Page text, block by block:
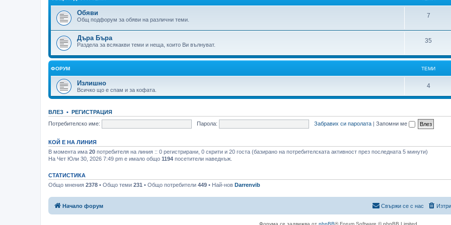
Обяви
Общ подфорум за обяви на различни теми.
7Т
м
и
Дъра Бъра
Раздела за всякакви теми и неща, които Ви вълнуват.
35
м
ФОРУМ ТЕМИ
Излишно
Всичко що е спам и за кофата.
4Т
е
и
ВЛЕЗ • РЕГИСТРАЦИЯ
Потребителско име:
Парола: Забравих си паролата | Запомни ме
КОЙ Е НА ЛИНИЯ
В момента има 20 потребителя на линия :: 0 регистрирани, 0 скрити и 20 госта (базирано на потребителската активност през последната 5 минути)
На Чет Юли 30, 2026 7:49 pm е имало общо 1194 посетители наведнъж.
СТАТИСТИКА
Общо мнения 2378 • Общо теми 231 • Общо потребители 449 • Най-нов Darrenvib
Начало форум Свържи се с нас
Форума се задвижва от phpBB® Forum Software © phpBB Limited